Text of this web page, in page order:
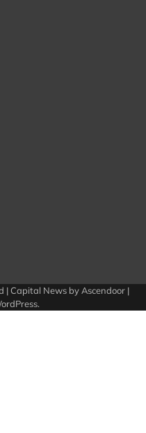
| Capital News by Ascendoor |
.